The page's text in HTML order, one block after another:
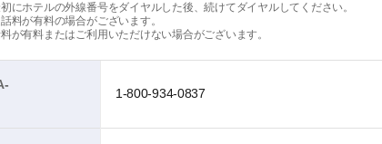
にホテルの外線番号をダイヤルした後、続けてダイヤルしてください。
料が有料の場合がございます。
が有料またはご利用いただけない場合がございます。
1-800-934-0837